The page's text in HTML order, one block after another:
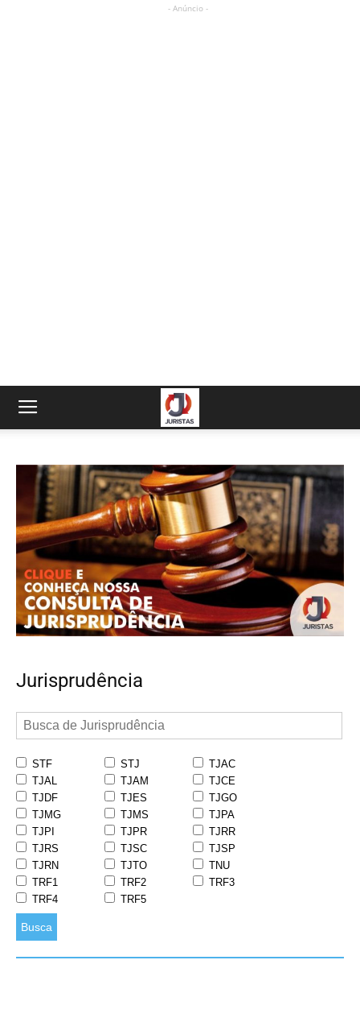
- Anúncio -
Jurisprudência
STF STJ
TJAC
TJAL
TJAM
TJCE
TJDF
TJES
TJGO
TJMG
TJMS
TJPA
TJPI
TJPR
TJRR
TJRS
TJSC
TJSP
TJRN
TJTO
TNU
TRF1
TRF2
TRF3
TRF4
TRF5
Busca